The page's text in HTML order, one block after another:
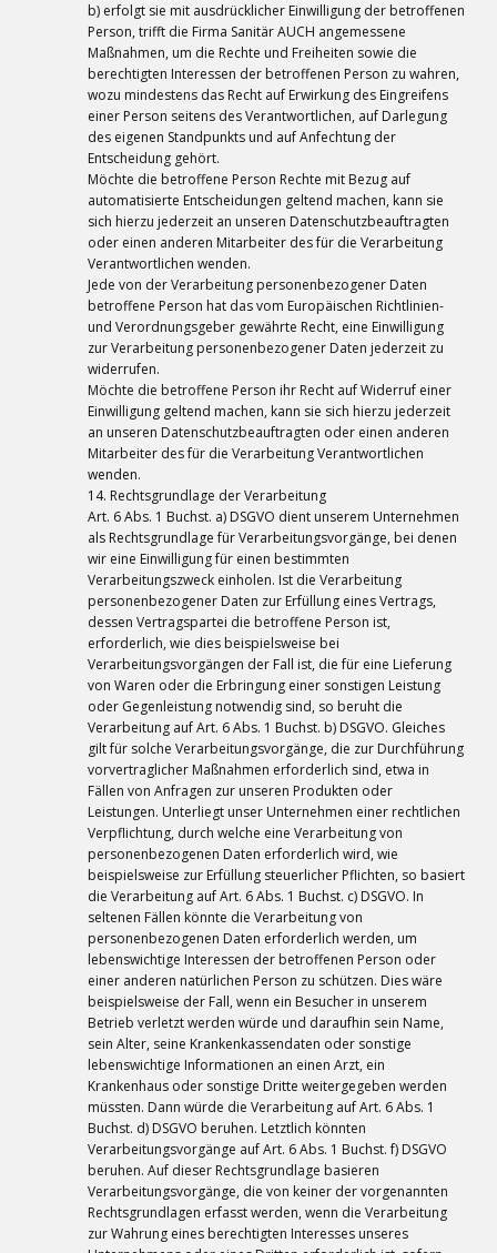
b) erfolgt sie mit ausdrücklicher Einwilligung der betroffenen
Person, trifft die Firma Sanitär AUCH angemessene
Maßnahmen, um die Rechte und Freiheiten sowie die
berechtigten Interessen der betroffenen Person zu wahren,
wozu mindestens das Recht auf Erwirkung des Eingreifens
einer Person seitens des Verantwortlichen, auf Darlegung
des eigenen Standpunkts und auf Anfechtung der
Entscheidung gehört.
Möchte die betroffene Person Rechte mit Bezug auf
automatisierte Entscheidungen geltend machen, kann sie
sich hierzu jederzeit an unseren Datenschutzbeauftragten
oder einen anderen Mitarbeiter des für die Verarbeitung
Verantwortlichen wenden.
Jede von der Verarbeitung personenbezogener Daten
betroffene Person hat das vom Europäischen Richtlinien-
und Verordnungsgeber gewährte Recht, eine Einwilligung
zur Verarbeitung personenbezogener Daten jederzeit zu
widerrufen.
Möchte die betroffene Person ihr Recht auf Widerruf einer
Einwilligung geltend machen, kann sie sich hierzu jederzeit
an unseren Datenschutzbeauftragten oder einen anderen
Mitarbeiter des für die Verarbeitung Verantwortlichen
wenden.
14. Rechtsgrundlage der Verarbeitung
Art. 6 Abs. 1 Buchst. a) DSGVO dient unserem Unternehmen
als Rechtsgrundlage für Verarbeitungsvorgänge, bei denen
wir eine Einwilligung für einen bestimmten
Verarbeitungszweck einholen. Ist die Verarbeitung
personenbezogener Daten zur Erfüllung eines Vertrags,
dessen Vertragspartei die betroffene Person ist,
erforderlich, wie dies beispielsweise bei
Verarbeitungsvorgängen der Fall ist, die für eine Lieferung
von Waren oder die Erbringung einer sonstigen Leistung
oder Gegenleistung notwendig sind, so beruht die
Verarbeitung auf Art. 6 Abs. 1 Buchst. b) DSGVO. Gleiches
gilt für solche Verarbeitungsvorgänge, die zur Durchführung
vorvertraglicher Maßnahmen erforderlich sind, etwa in
Fällen von Anfragen zur unseren Produkten oder
Leistungen. Unterliegt unser Unternehmen einer rechtlichen
Verpflichtung, durch welche eine Verarbeitung von
personenbezogenen Daten erforderlich wird, wie
beispielsweise zur Erfüllung steuerlicher Pflichten, so basiert
die Verarbeitung auf Art. 6 Abs. 1 Buchst. c) DSGVO. In
seltenen Fällen könnte die Verarbeitung von
personenbezogenen Daten erforderlich werden, um
lebenswichtige Interessen der betroffenen Person oder
einer anderen natürlichen Person zu schützen. Dies wäre
beispielsweise der Fall, wenn ein Besucher in unserem
Betrieb verletzt werden würde und daraufhin sein Name,
sein Alter, seine Krankenkassendaten oder sonstige
lebenswichtige Informationen an einen Arzt, ein
Krankenhaus oder sonstige Dritte weitergegeben werden
müssten. Dann würde die Verarbeitung auf Art. 6 Abs. 1
Buchst. d) DSGVO beruhen. Letztlich könnten
Verarbeitungsvorgänge auf Art. 6 Abs. 1 Buchst. f) DSGVO
beruhen. Auf dieser Rechtsgrundlage basieren
Verarbeitungsvorgänge, die von keiner der vorgenannten
Rechtsgrundlagen erfasst werden, wenn die Verarbeitung
zur Wahrung eines berechtigten Interesses unseres